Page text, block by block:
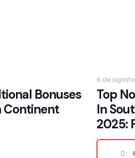
Bonuses
Continent
6 de
Top
In
2025: